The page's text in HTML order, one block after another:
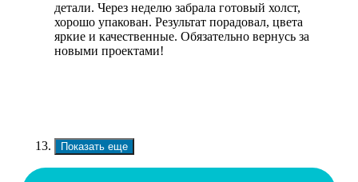
детали. Через неделю забрала готовый холст,
хорошо упакован. Результат порадовал, цвета
яркие и качественные. Обязательно вернусь за
новыми проектами!
Показать еще